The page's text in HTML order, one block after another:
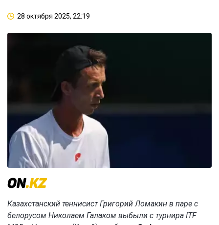
28 октября 2025, 22:19
Казахстанский теннисист Григорий Ломакин в паре с
белорусом Николаем Галаком выбыли с турнира ITF